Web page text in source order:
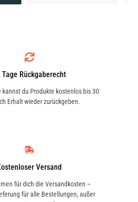
Tage Rückgaberecht
kannst du Produkte kostenlos bis 30
Erhalt wieder zurückgeben.
Versand
für dich die Versandkosten –
für alle Bestellungen, außer